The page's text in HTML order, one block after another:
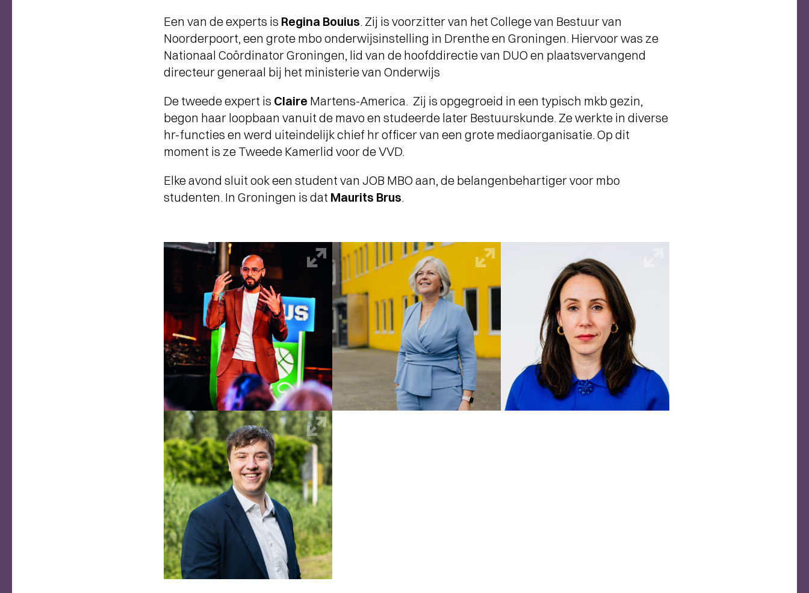
Een van de experts is Regina Bouius. Zij is voorzitter van het College van Bestuur van
Noorderpoort, een grote mbo onderwijsinstelling in Drenthe en Groningen. Hiervoor was ze
Nationaal Coördinator Groningen, lid van de hoofddirectie van DUO en plaatsvervangend
directeur generaal bij het ministerie van Onderwijs
De tweede expert is Claire Martens-America. Zij is opgegroeid in een typisch mkb gezin,
begon haar loopbaan vanuit de mavo en studeerde later Bestuurskunde. Ze werkte in diverse
hr-functies en werd uiteindelijk chief hr officer van een grote mediaorganisatie. Op dit
moment is ze Tweede Kamerlid voor de VVD.
Elke avond sluit ook een student van JOB MBO aan, de belangenbehartiger voor mbo
studenten. In Groningen is dat Maurits Brus.